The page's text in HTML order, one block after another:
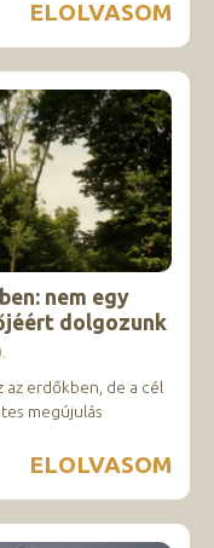
ELOLVASOM
nem egy
dolgozunk
az erdőkben, de a cél
megújulás
ELOLVASOM